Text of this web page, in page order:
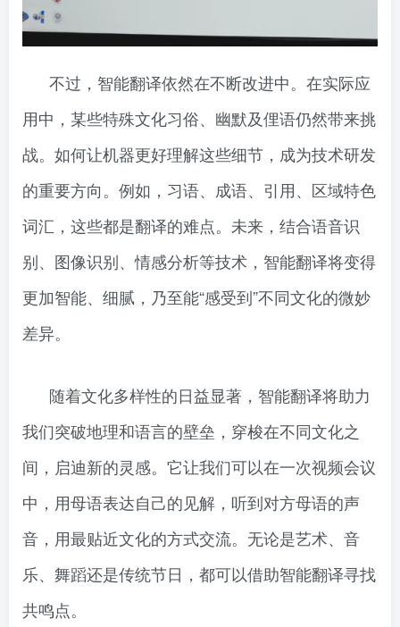
不过，智能翻译依然在不断改进中。在实际应
用中，某些特殊文化习俗、幽默及俚语仍然带来挑
战。如何让机器更好理解这些细节，成为技术研发
的重要方向。例如，习语、成语、引用、区域特色
词汇，这些都是翻译的难点。未来，结合语音识
别、图像识别、情感分析等技术，智能翻译将变得
更加智能、细腻，乃至能“感受到”不同文化的微妙
差异。
随着文化多样性的日益显著，智能翻译将助力
我们突破地理和语言的壁垒，穿梭在不同文化之
间，启迪新的灵感。它让我们可以在一次视频会议
中，用母语表达自己的见解，听到对方母语的声
音，用最贴近文化的方式交流。无论是艺术、音
乐、舞蹈还是传统节日，都可以借助智能翻译寻找
共鸣点。